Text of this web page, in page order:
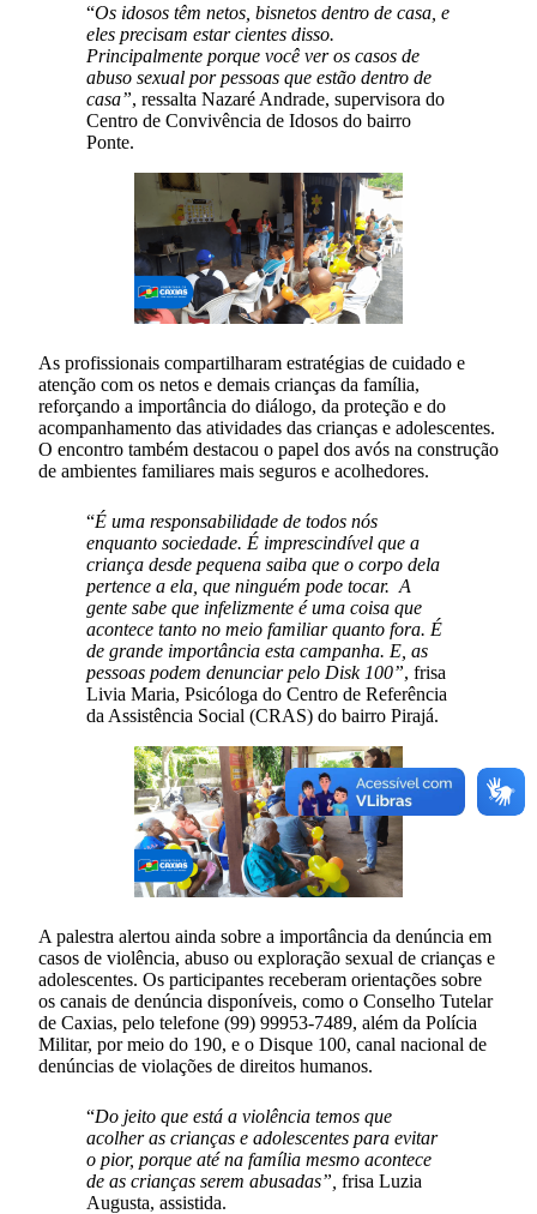
“Os idosos têm netos, bisnetos dentro de casa, e
eles precisam estar cientes disso.
Principalmente porque você ver os casos de
abuso sexual por pessoas que estão dentro de
casa”, ressalta Nazaré Andrade, supervisora do
Centro de Convivência de Idosos do bairro
Ponte.
As profissionais compartilharam estratégias de cuidado e
atenção com os netos e demais crianças da família,
reforçando a importância do diálogo, da proteção e do
acompanhamento das atividades das crianças e adolescentes.
O encontro também destacou o papel dos avós na construção
de ambientes familiares mais seguros e acolhedores.
“É uma responsabilidade de todos nós
enquanto sociedade. É imprescindível que a
criança desde pequena saiba que o corpo dela
pertence a ela, que ninguém pode tocar. A
gente sabe que infelizmente é uma coisa que
acontece tanto no meio familiar quanto fora. É
de grande importância esta campanha. E, as
pessoas podem denunciar pelo Disk 100”, frisa
Livia Maria, Psicóloga do Centro de Referência
da Assistência Social (CRAS) do bairro Pirajá.
A palestra alertou ainda sobre a importância da denúncia em
casos de violência, abuso ou exploração sexual de crianças e
adolescentes. Os participantes receberam orientações sobre
os canais de denúncia disponíveis, como o Conselho Tutelar
de Caxias, pelo telefone (99) 99953-7489, além da Polícia
Militar, por meio do 190, e o Disque 100, canal nacional de
denúncias de violações de direitos humanos.
“Do jeito que está a violência temos que
acolher as crianças e adolescentes para evitar
o pior, porque até na família mesmo acontece
de as crianças serem abusadas”, frisa Luzia
Augusta, assistida.